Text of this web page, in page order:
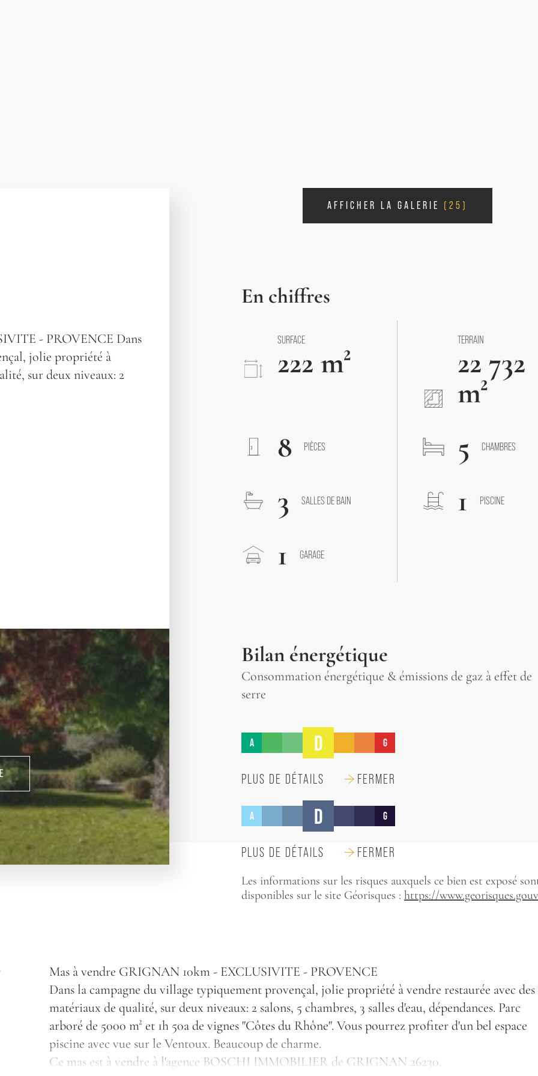
- PROVENCE Dans
jolie propriété à
sur deux niveaux: 2
AFFICHER LA GALERIE (25)
En chiffres
SURFACE
222 m²
TERRAIN
22 732
m²
8
PIÈCES 5 CHAMBRES
3 SALLES DE BAIN 1 PISCINE
1 GARAGE
Bilan énergétique
Consommation énergétique & émissions de gaz à effet de
serre
A D G
PLUS DE DÉTAILS FERMER
A D G
PLUS DE DÉTAILS FERMER
Les informations sur les risques auxquels ce bien est exposé
disponibles sur le site Géorisques : https://
Mas à vendre GRIGNAN 10km - EXCLUSIVITE - PROVENCE
Dans la campagne du village typiquement provençal, jolie propriété à vendre restaurée avec des
matériaux de qualité, sur deux niveaux: 2 salons, 5 chambres, 3 salles d'eau, dépendances. Parc
arboré de 5000 m² et 1h 50a de vignes "Côtes du Rhône". Vous pourrez profiter d'un bel espace
piscine avec vue sur le Ventoux. Beaucoup de charme.
Ce mas est à vendre à l'agence BOSCHI IMMOBILIER de GRIGNAN 26230.